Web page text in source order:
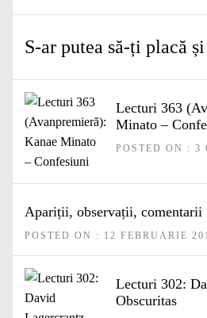
S-ar putea să-ți placă și
Lecturi 363
Minato –
POSTED ON : 3
Apariții, observații, comentarii
POSTED ON : 12 FEBRUARIE
Lecturi 302:
Obscuritas